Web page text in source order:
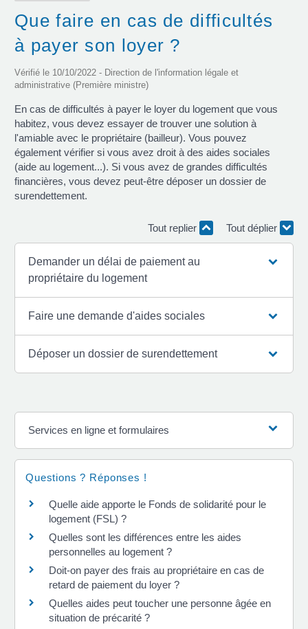
Que faire en cas de difficultés
à payer son loyer ?
Vérifié le 10/10/2022 - Direction de l'information légale et
administrative (Première ministre)
En cas de difficultés à payer le loyer du logement que vous
habitez, vous devez essayer de trouver une solution à
l'amiable avec le propriétaire (bailleur). Vous pouvez
également vérifier si vous avez droit à des aides sociales
(aide au logement...). Si vous avez de grandes difficultés
financières, vous devez peut-être déposer un dossier de
surendettement.
Tout replier Tout déplier
Demander un délai de paiement au
propriétaire du logement
Faire une demande d'aides sociales
Déposer un dossier de surendettement
Services en ligne et formulaires
Questions ? Réponses !
Quelle aide apporte le Fonds de solidarité pour le
logement (FSL) ?
Quelles sont les différences entre les aides
personnelles au logement ?
Doit-on payer des frais au propriétaire en cas de
retard de paiement du loyer ?
Quelles aides peut toucher une personne âgée en
situation de précarité ?